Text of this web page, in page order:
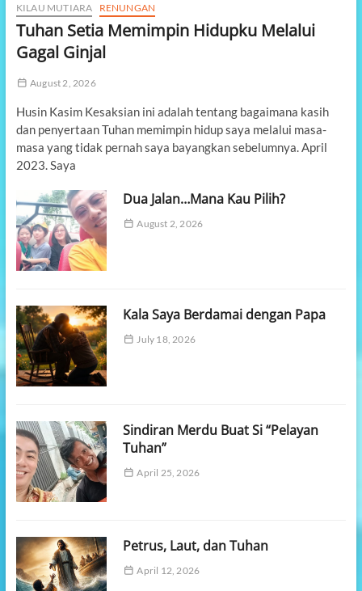
KILAU MUTIARA RENUNGAN
Tuhan Setia Memimpin Hidupku Melalui
Gagal Ginjal
August 2, 2026
Husin Kasim Kesaksian ini adalah tentang bagaimana kasih
dan penyertaan Tuhan memimpin hidup saya melalui masa-
masa yang tidak pernah saya bayangkan sebelumnya. April
2023. Saya
Dua Jalan…Mana Kau Pilih?
August 2, 2026
Kala Saya Berdamai dengan Papa
July 18, 2026
Sindiran Merdu Buat Si “Pelayan
Tuhan”
April 25, 2026
Petrus, Laut, dan Tuhan
April 12, 2026